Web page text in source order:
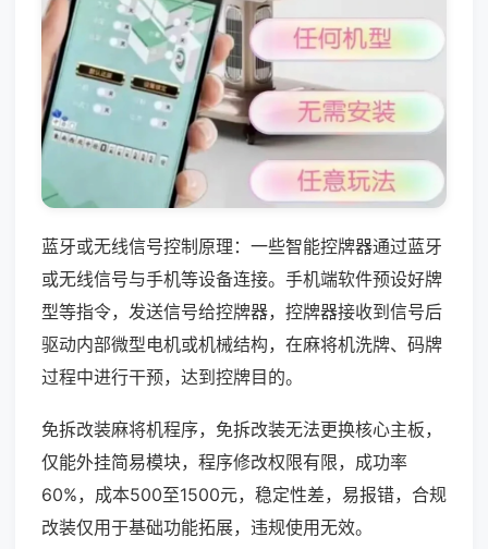
蓝牙或无线信号控制原理：一些智能控牌器通过蓝牙
或无线信号与手机等设备连接。手机端软件预设好牌
型等指令，发送信号给控牌器，控牌器接收到信号后
驱动内部微型电机或机械结构，在麻将机洗牌、码牌
过程中进行干预，达到控牌目的。
免拆改装麻将机程序，免拆改装无法更换核心主板，
仅能外挂简易模块，程序修改权限有限，成功率
60%，成本500至1500元，稳定性差，易报错，合规
改装仅用于基础功能拓展，违规使用无效。